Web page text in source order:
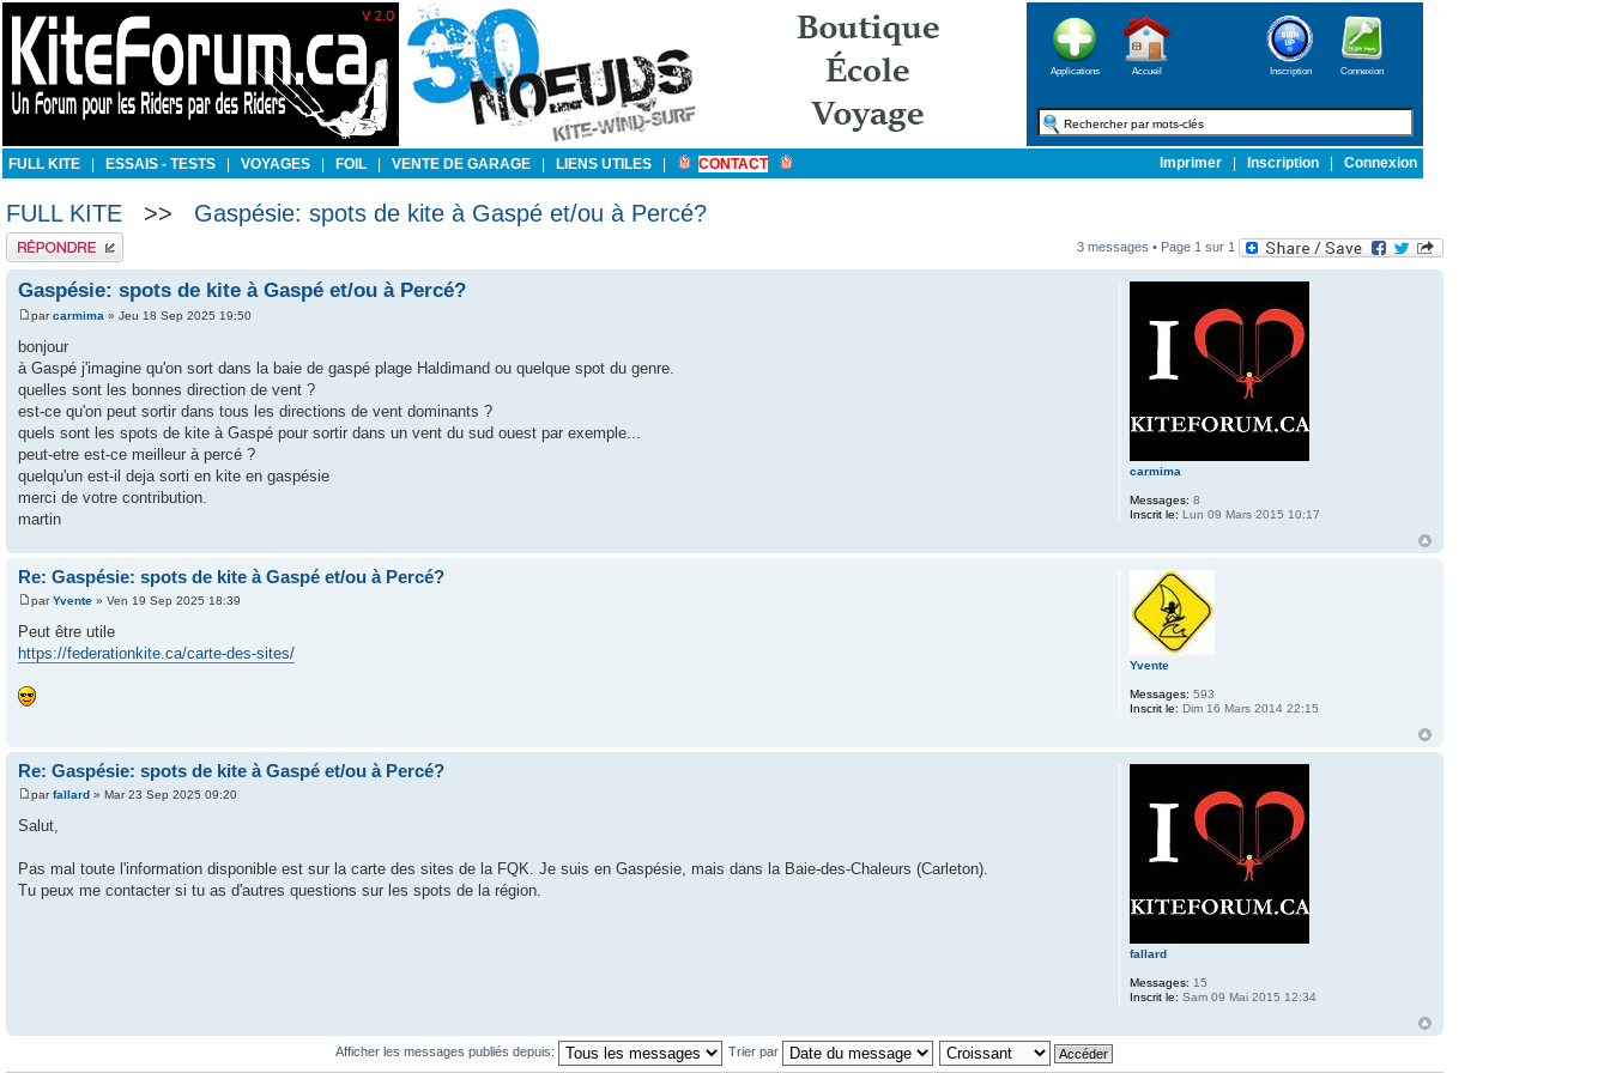
Applications Accueil Inscription Connexion
FULL KITE ESSAIS - TESTS VOYAGES FOIL VENTE DE GARAGE LIENS UTILES CONTACT Imprimer Inscription Connexion
FULL KITE >> Gaspésie: spots de kite à Gaspé et/ou à Percé?
Publier une réponse 3 messages • Page 1 sur 1
Gaspésie: spots de kite à Gaspé et/ou à Percé?
parcarmima » Jeu 18 Sep 2025 19:50
bonjour
à Gaspé j'imagine qu'on sort dans la baie de gaspé plage Haldimand ou quelque spot du genre.
quelles sont les bonnes direction de vent ?
est-ce qu'on peut sortir dans tous les directions de vent dominants ?
quels sont les spots de kite à Gaspé pour sortir dans un vent du sud ouest par exemple...
peut-etre est-ce meilleur à percé ?
quelqu'un est-il deja sorti en kite en gaspésie
merci de votre contribution.
martin
carmima
Messages: 8
Inscrit le: Lun 09 Mars 2015 10:17
Re: Gaspésie: spots de kite à Gaspé et/ou à Percé?
parYvente » Ven 19 Sep 2025 18:39
Peut être utile
https://federationkite.ca/carte-des-sites/
Yvente
Messages: 593
Inscrit le: Dim 16 Mars 2014 22:15
Re: Gaspésie: spots de kite à Gaspé et/ou à Percé?
parfallard » Mar 23 Sep 2025 09:20
Salut,
Pas mal toute l'information disponible est sur la carte des sites de la FQK. Je suis en Gaspésie, mais dans la Baie-des-Chaleurs (Carleton).
Tu peux me contacter si tu as d'autres questions sur les spots de la région.
fallard
Messages: 15
Inscrit le: Sam 09 Mai 2015 12:34
Afficher les messages publiés depuis: Trier par